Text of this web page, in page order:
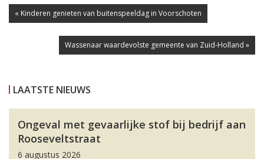
« Kinderen genieten van buitenspeeldag in Voorschoten
Wassenaar waardevolste gemeente van Zuid-Holland »
LAATSTE NIEUWS
Ongeval met gevaarlijke stof bij bedrijf aan
Rooseveltstraat
6 augustus 2026